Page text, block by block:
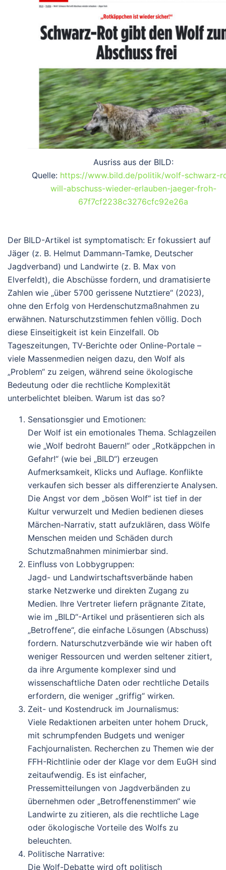
Ausriss aus der BILD:
Quelle: https://www.bild.de/politik/wolf-schwarz-
will-abschuss-wieder-erlauben-jaeger-froh-
67f7cf2238c3276cfc92e26a
Der BILD-Artikel ist symptomatisch: Er fokussiert auf
Jäger (z. B. Helmut Dammann-Tamke, Deutscher
Jagdverband) und Landwirte (z. B. Max von
Elverfeldt), die Abschüsse fordern, und dramatisierte
Zahlen wie „über 5700 gerissene Nutztiere“ (2023),
ohne den Erfolg von Herdenschutzmaßnahmen zu
erwähnen. Naturschutzstimmen fehlen völlig. Doch
diese Einseitigkeit ist kein Einzelfall. Ob
Tageszeitungen, TV-Berichte oder Online-Portale –
viele Massenmedien neigen dazu, den Wolf als
„Problem“ zu zeigen, während seine ökologische
Bedeutung oder die rechtliche Komplexität
unterbelichtet bleiben. Warum ist das so?
Sensationsgier und Emotionen:
Der Wolf ist ein emotionales Thema. Schlagzeilen
wie „Wolf bedroht Bauern!“ oder „Rotkäppchen in
Gefahr!“ (wie bei „BILD“) erzeugen
Aufmerksamkeit, Klicks und Auflage. Konflikte
verkaufen sich besser als differenzierte Analysen.
Die Angst vor dem „bösen Wolf“ ist tief in der
Kultur verwurzelt und Medien bedienen dieses
Märchen-Narrativ, statt aufzuklären, dass Wölfe
Menschen meiden und Schäden durch
Schutzmaßnahmen minimierbar sind.
Einfluss von Lobbygruppen:
Jagd- und Landwirtschaftsverbände haben
starke Netzwerke und direkten Zugang zu
Medien. Ihre Vertreter liefern prägnante Zitate,
wie im „BILD“-Artikel und präsentieren sich als
„Betroffene“, die einfache Lösungen (Abschuss)
fordern. Naturschutzverbände wie wir haben oft
weniger Ressourcen und werden seltener zitiert,
da ihre Argumente komplexer sind und
wissenschaftliche Daten oder rechtliche Details
erfordern, die weniger „griffig“ wirken.
Zeit- und Kostendruck im Journalismus:
Viele Redaktionen arbeiten unter hohem Druck,
mit schrumpfenden Budgets und weniger
Fachjournalisten. Recherchen zu Themen wie der
FFH-Richtlinie oder der Klage vor dem EuGH sind
zeitaufwendig. Es ist einfacher,
Pressemitteilungen von Jagdverbänden zu
übernehmen oder „Betroffenenstimmen“ wie
Landwirte zu zitieren, als die rechtliche Lage
oder ökologische Vorteile des Wolfs zu
beleuchten.
Politische Narrative:
Die Wolf-Debatte wird oft politisch